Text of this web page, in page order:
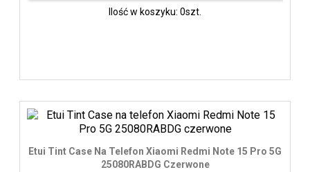
Ilość w koszyku: 0szt.
Etui Tint Case Na Telefon Xiaomi Redmi Note 15 Pro 5G
25080RABDG Czerwone